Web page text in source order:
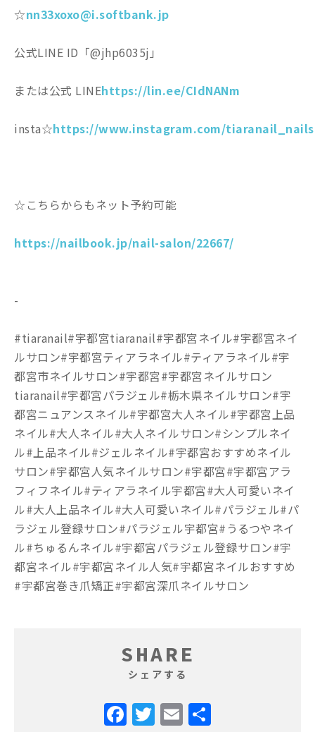
☆nn33xoxo@i.softbank.jp
公式LINE ID「@jhp6035j」
または公式 LINEhttps://lin.ee/CIdNANm
insta☆https://www.instagram.com/
☆こちらからもネット予約可能
https://nailbook.jp/nail-salon/22667/
-
#tiaranail#宇都宮tiaranail#宇都宮ネイル#宇都宮ネイ
ルサロン#宇都宮ティアラネイル#ティアラネイル#宇
都宮市ネイルサロン#宇都宮#宇都宮ネイルサロン
tiaranail#宇都宮パラジェル#栃木県ネイルサロン#宇
都宮ニュアンスネイル#宇都宮大人ネイル#宇都宮上品
ネイル#大人ネイル#大人ネイルサロン#シンプルネイ
ル#上品ネイル#ジェルネイル#宇都宮おすすめネイル
サロン#宇都宮人気ネイルサロン#宇都宮#宇都宮アラ
フィフネイル#ティアラネイル宇都宮#大人可愛いネイ
ル#大人上品ネイル#大人可愛いネイル#パラジェル#パ
ラジェル登録サロン#パラジェル宇都宮#うるつやネイ
ル#ちゅるんネイル#宇都宮パラジェル登録サロン#宇
都宮ネイル#宇都宮ネイル人気#宇都宮ネイルおすすめ
#宇都宮巻き爪矯正#宇都宮深爪ネイルサロン
SHARE
シェアする
Facebook
Twitter
Email